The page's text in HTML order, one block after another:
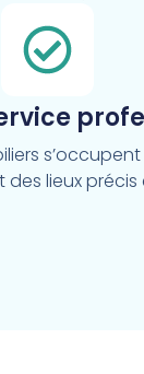
lieux précis